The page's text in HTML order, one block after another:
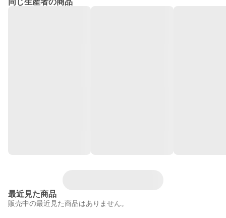
同じ生産者の商品
最近見た商品
販売中の最近見た商品はありません。